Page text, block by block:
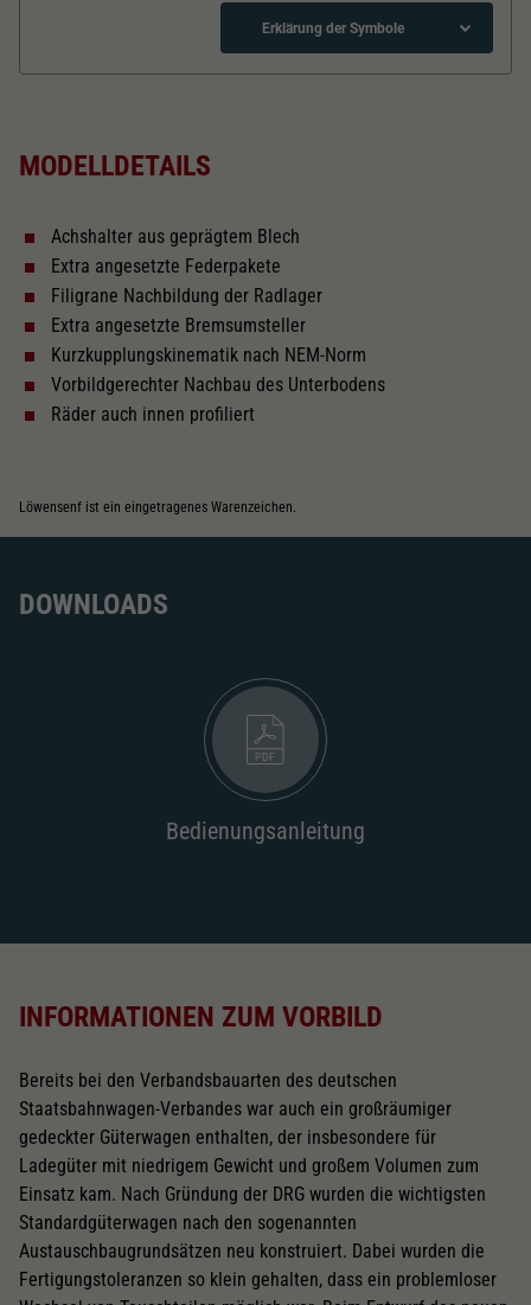
Erklärung der Symbole
Kurzkupplungskinematik
2188
Tauschsatz für Wechselstrom
Schliessen
MODELLDETAILS
Achshalter aus geprägtem Blech
Extra angesetzte Federpakete
Filigrane Nachbildung der Radlager
Extra angesetzte Bremsumsteller
Kurzkupplungskinematik nach NEM-Norm
Vorbildgerechter Nachbau des Unterbodens
Räder auch innen profiliert
Löwensenf ist ein eingetragenes Warenzeichen.
DOWNLOADS
Bedienungsanleitung
INFORMATIONEN ZUM VORBILD
Bereits bei den Verbandsbauarten des deutschen
Staatsbahnwagen-Verbandes war auch ein großräumiger
gedeckter Güterwagen enthalten, der insbesondere für
Ladegüter mit niedrigem Gewicht und großem Volumen zum
Einsatz kam. Nach Gründung der DRG wurden die wichtigsten
Standardgüterwagen nach den sogenannten
Austauschbaugrundsätzen neu konstruiert. Dabei wurden die
Fertigungstoleranzen so klein gehalten, dass ein problemloser
Einstellungen. Unter anderem eine zufällig
generierte ID, für die historische Speicherung
Ihrer vorgenommen Einstellungen, falls der